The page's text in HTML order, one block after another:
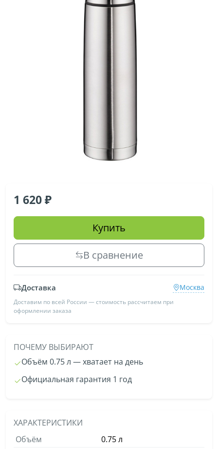
1 620
Купить
В сравнение
Доставка Москва
Доставим по всей России — стоимость рассчитаем при
оформлении заказа
ПОЧЕМУ ВЫБИРАЮТ
Объём 0.75 л — хватает на день
Официальная гарантия 1 год
ХАРАКТЕРИСТИКИ
Объём
0.75 л